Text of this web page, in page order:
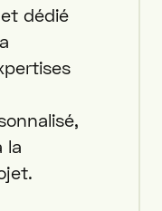
dédié
la